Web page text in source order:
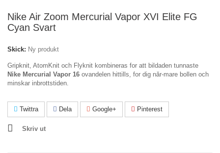
Nike Air Zoom Mercurial Vapor XVI Elite FG
Cyan Svart
Skick: Ny produkt
Gripknit, AtomKnit och Flyknit kombineras for att bildaden tunnaste
Nike Mercurial Vapor 16 ovandelen hittills, for dig nǎr-mare bollen och
minskar inbrottstiden.
Twittra Dela Google+ Pinterest
Skriv ut